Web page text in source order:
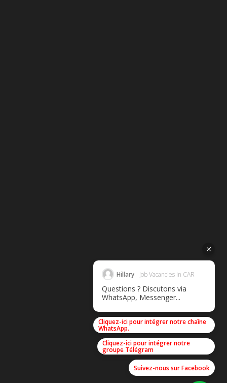
Hillary Job Vacancies in CAR
Questions ? Discutons via
WhatsApp, Messenger...
Cliquez-ici pour intégrer notre chaîne
WhatsApp.
Cliquez-ici pour intégrer notre
groupe Télégram
Suivez-nous sur Facebook